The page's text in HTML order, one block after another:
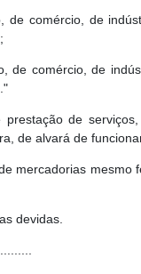
comércio, de
de comércio, de
de
de alvará de
mercadorias
devidas.